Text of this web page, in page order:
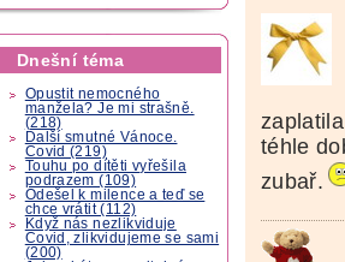
Dnešní téma
Opustit nemocného
manžela? Je mi strašně.
(218)
Další smutné Vánoce.
Covid (219)
Touhu po dítěti vyřešila
podrazem (109)
Odešel k milence a teď se
chce vrátit (112)
Když nás nezlikviduje
Covid, zlikvidujeme se sami
(200)
téhle
zubař.